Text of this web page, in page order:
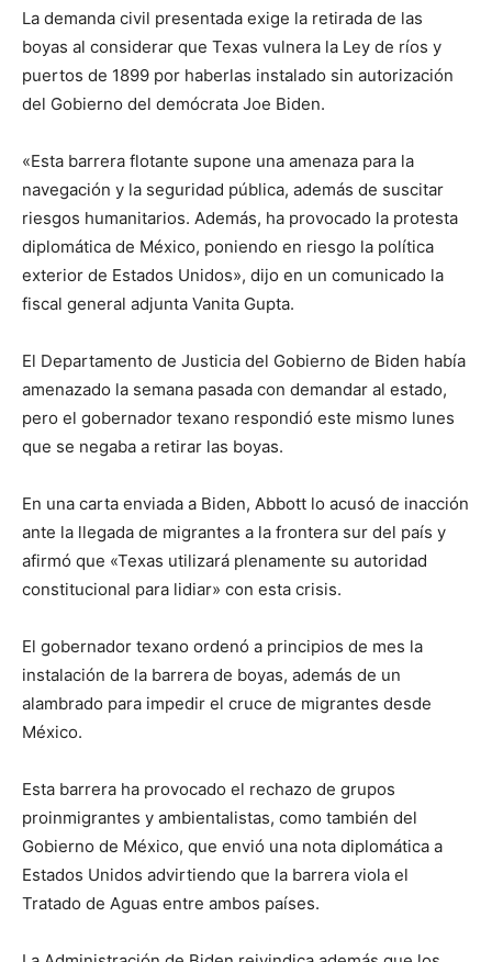
La demanda civil presentada exige la retirada de las
boyas al considerar que Texas vulnera la Ley de ríos y
puertos de 1899 por haberlas instalado sin autorización
del Gobierno del demócrata Joe Biden.
«Esta barrera flotante supone una amenaza para la
navegación y la seguridad pública, además de suscitar
riesgos humanitarios. Además, ha provocado la protesta
diplomática de México, poniendo en riesgo la política
exterior de Estados Unidos», dijo en un comunicado la
fiscal general adjunta Vanita Gupta.
El Departamento de Justicia del Gobierno de Biden había
amenazado la semana pasada con demandar al estado,
pero el gobernador texano respondió este mismo lunes
que se negaba a retirar las boyas.
En una carta enviada a Biden, Abbott lo acusó de inacción
ante la llegada de migrantes a la frontera sur del país y
afirmó que «Texas utilizará plenamente su autoridad
constitucional para lidiar» con esta crisis.
El gobernador texano ordenó a principios de mes la
instalación de la barrera de boyas, además de un
alambrado para impedir el cruce de migrantes desde
México.
Esta barrera ha provocado el rechazo de grupos
proinmigrantes y ambientalistas, como también del
Gobierno de México, que envió una nota diplomática a
Estados Unidos advirtiendo que la barrera viola el
Tratado de Aguas entre ambos países.